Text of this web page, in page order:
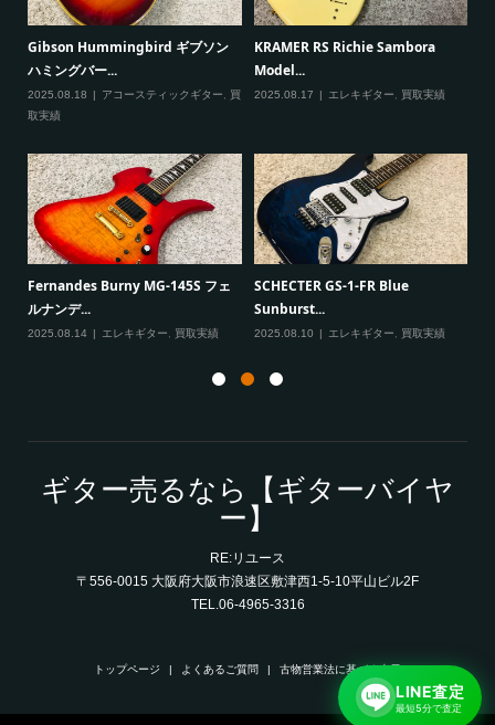
Gibson Hummingbird ギブソン
ハミングバー...
2025.08.18 アコースティックギター
買
取実績
KRAMER RS Richie Sambora
Model...
2025.08.17 エレキギター 買取実績
Fernandes Burny MG-145S フェ
ルナンデ...
2025.08.14 エレキギター 買取実績
SCHECTER GS-1-FR Blue
Sunburst...
2025.08.10 エレキギター 買取実績
ギター売るなら【ギターバイヤ
ー】
RE:リユース
〒556-0015 大阪府大阪市浪速区敷津西1-5-10平山ビル2F
TEL.06-4965-3316
トップページ よくあるご質問 古物営業法に基づく表示
LINE査定
最短5分で査定